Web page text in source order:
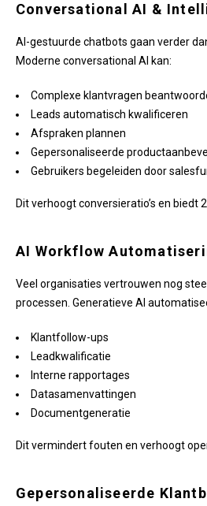
Conversational AI &
AI-gestuurde chatbots gaan verder
Moderne conversational AI kan:
Complexe klantvragen
Leads automatisch kwalificeren
Afspraken plannen
Gepersonaliseerde
Gebruikers begeleiden door
Dit verhoogt conversieratio’s en biedt
AI Workflow
Veel organisaties vertrouwen nog
processen. Generatieve AI
Klantfollow-ups
Leadkwalificatie
Interne rapportages
Datasamenvattingen
Documentgeneratie
Dit vermindert fouten en verhoogt
Gepersonaliseerde